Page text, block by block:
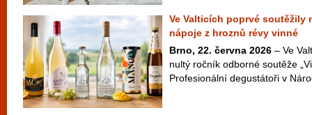
Ve Valticích poprvé soutěžily
nápoje z hroznů révy vinné
Brno, 22. června 2026 – Ve
nultý ročník odborné soutěže
Profesionální degustátoři v